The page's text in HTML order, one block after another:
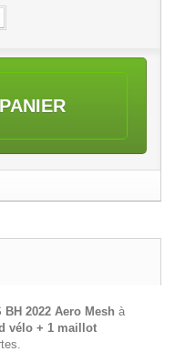
2022 Aero Mesh à
vélo + 1 maillot